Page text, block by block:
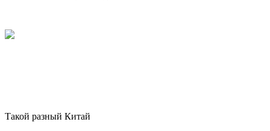
Такой разный Китай